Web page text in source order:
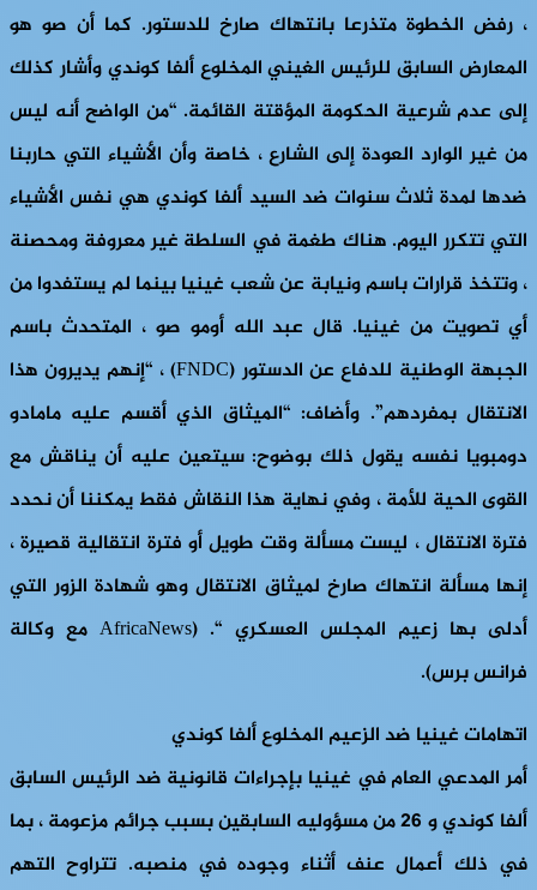
، رفض الخطوة متذرعا بانتهاك صارخ للدستور. كما أن صو هو
المعارض السابق للرئيس الغيني المخلوع ألفا كوندي وأشار كذلك
إلى عدم شرعية الحكومة المؤقتة القائمة. “من الواضح أنه ليس
من غير الوارد العودة إلى الشارع ، خاصة وأن الأشياء التي حاربنا
ضدها لمدة ثلاث سنوات ضد السيد ألفا كوندي هي نفس الأشياء
التي تتكرر اليوم. هناك طغمة في السلطة غير معروفة ومحصنة
، وتتخذ قرارات باسم ونيابة عن شعب غينيا بينما لم يستفدوا من
أي تصويت من غينيا. قال عبد الله أومو صو ، المتحدث باسم
الجبهة الوطنية للدفاع عن الدستور (FNDC) ، “إنهم يديرون هذا
الانتقال بمفردهم”. وأضاف: “الميثاق الذي أقسم عليه مامادو
دومبويا نفسه يقول ذلك بوضوح: سيتعين عليه أن يناقش مع
القوى الحية للأمة ، وفي نهاية هذا النقاش فقط يمكننا أن نحدد
فترة الانتقال ، ليست مسألة وقت طويل أو فترة انتقالية قصيرة ،
إنها مسألة انتهاك صارخ لميثاق الانتقال وهو شهادة الزور التي
أدلى بها زعيم المجلس العسكري “. (AfricaNews مع وكالة
فرانس برس).
اتهامات غينيا ضد الزعيم المخلوع ألفا كوندي
أمر المدعي العام في غينيا بإجراءات قانونية ضد الرئيس السابق
ألفا كوندي و 26 من مسؤوليه السابقين بسبب جرائم مزعومة ، بما
في ذلك أعمال عنف أثناء وجوده في منصبه. تتراوح التهم